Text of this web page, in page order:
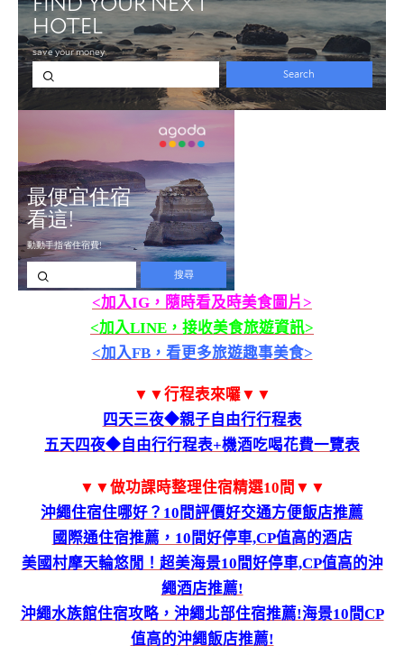
<加入IG，隨時看及時美食圖片>
<加入LINE，接收美食旅遊資訊>
<加入FB，看更多旅遊趣事美食>
▼▼行程表來囉▼▼
四天三夜◆親子自由行行程表
五天四夜◆自由行行程表+機酒吃喝花費一覽表
▼▼做功課時整理住宿精選10間▼▼
沖繩住宿住哪好？10間評價好交通方便飯店推薦
國際通住宿推薦，10間好停車,CP值高的酒店
美國村摩天輪悠閒！超美海景10間好停車,CP值高的沖
繩酒店推薦!
沖繩水族館住宿攻略，沖繩北部住宿推薦!海景10間CP
值高的沖繩飯店推薦!